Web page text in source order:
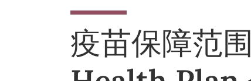
疫苗保障范